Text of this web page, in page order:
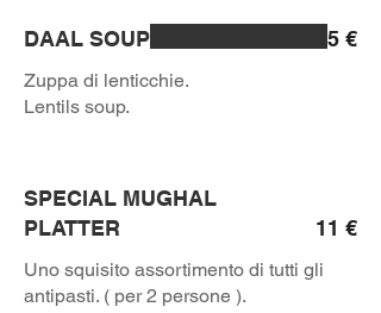
DAAL SOUP
Zuppa di lenticchie.
Lentils soup.
5 €
SPECIAL MUGHAL
PLATTER
Uno squisito assortimento di tutti gli
antipasti. ( per 2 persone ).
11 €